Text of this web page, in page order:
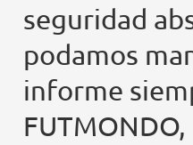
seguridad
podamos
informe